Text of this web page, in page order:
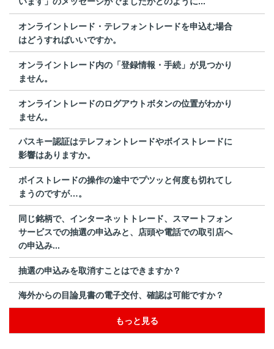
オンライントレード・テレフォントレードを申込む場合
はどうすればいいですか。
オンライントレード内の「登録情報・手続」が見つかり
ません。
オンライントレードのログアウトボタンの位置がわかり
ません。
パスキー認証はテレフォントレードやボイストレードに
影響はありますか。
ボイストレードの操作の途中でプツッと何度も切れてし
まうのですが…。
同じ銘柄で、インターネットトレード、スマートフォン
サービスでの抽選の申込みと、店頭や電話での取引店へ
の申込み...
抽選の申込みを取消すことはできますか？
海外からの目論見書の電子交付、確認は可能ですか？
もっと見る